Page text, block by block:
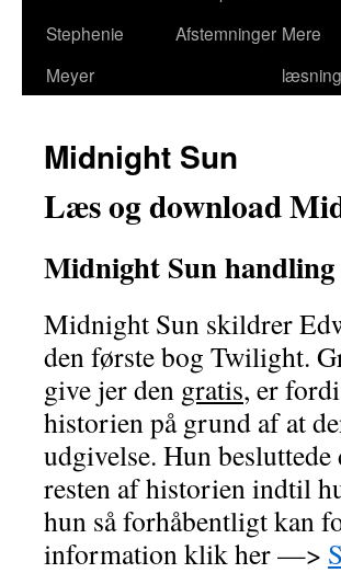
Stephenie
Meyer
Afstemninger Mere
læsning
Midnight Sun
Læs og download
Midnight Sun handling
Midnight Sun skildrer
den første bog Twilight.
give jer den gratis, er
historien på grund af at
udgivelse. Hun
resten af historien indtil
hun så forhåbentligt kan
information klik her —>